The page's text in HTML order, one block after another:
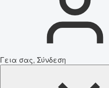
Γεια σας, Σύνδεση